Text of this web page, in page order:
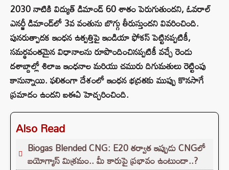
2030 నాటికి విద్యుత్ డిమాండ్ 60 శాతం పెరుగుతుందని, ఓవరాల్
ఎనర్జీ డిమాండ్‌లో 3వ వంతును బొగ్గు తీరుస్తుందని వివరించింది.
పునరుత్పాదక ఇంధన ఉత్పత్తిపై ఇండియా ఫోకస్‌ పెట్టినప్పటికీ,
సమర్థవంతమైన విధానాలను రూపొందించినప్పటికీ వచ్చే రెండు
దశాబ్దాల్లో శిలాజ ఇంధనాల మరియు చమురు దిగుమతులు రెట్టింపు
కానున్నాయి. ఫలితంగా దేశంలో ఇంధన భద్రతకు ముప్పు కొనసాగే
ప్రమాదం ఉందని ఐఈఏ హెచ్చరించింది.
Also Read
Biogas Blended CNG: E20 తర్వాత ఇప్పుడు CNGలో
బయోగ్యాస్ మిశ్రమం.. మీ కారుపై ప్రభావం ఉంటుందా..?